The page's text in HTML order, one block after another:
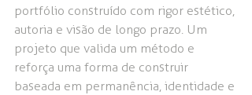
portfólio construído com rigor estético,
autoria e visão de longo prazo. Um
projeto que valida um método e
reforça uma forma de construir
baseada em permanência, identidade e